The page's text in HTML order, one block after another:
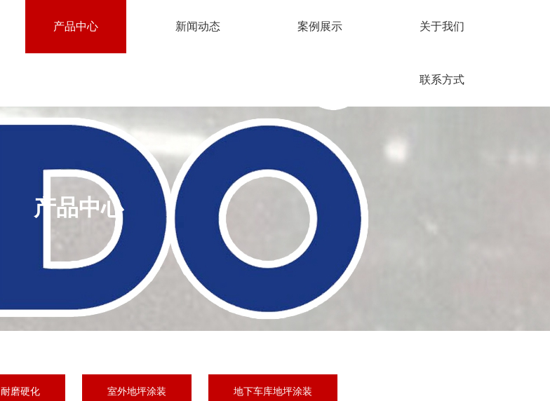
产品中心 新闻动态 案例展示 关于我们
联系方式
产品中心
耐磨硬化 室外地坪涂装 地下车库地坪涂装